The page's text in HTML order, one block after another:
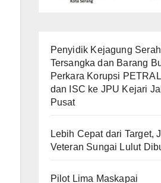
Penyidik Kejagung
Tersangka dan Barang
Perkara Korupsi
dan ISC ke JPU Kejari
Pusat
Lebih Cepat dari Target,
Veteran Sungai Lulut
Pilot Lima Maskapai